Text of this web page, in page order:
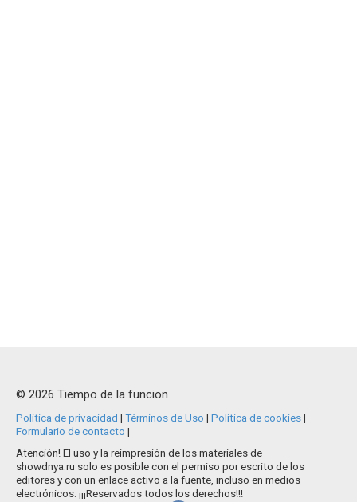
© 2026 Tiempo de la funcion
Política de privacidad | Términos de Uso | Política de cookies|
Formulario de contacto |
Atención! El uso y la reimpresión de los materiales de
showdnya.ru solo es posible con el permiso por escrito de los
editores y con un enlace activo a la fuente, incluso en medios
electrónicos. ¡¡¡Reservados todos los derechos!!!